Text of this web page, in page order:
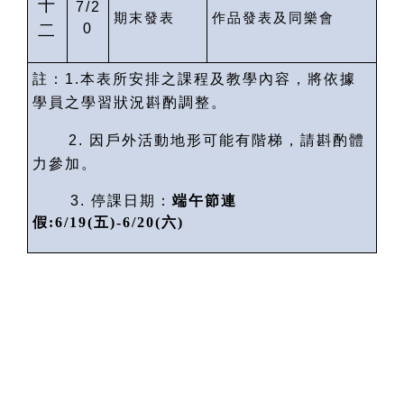
十
二
7/2
0
期末發表 作品發表及同樂會
註： 1.本表所安排之課程及教學內容，將依據
學員之學習狀況斟酌調整。
2.
因戶外活動地形可能有階梯，請斟酌體
力參加。
3. 停課日期： 端午節連
假:6/19(五)-6/20(六)